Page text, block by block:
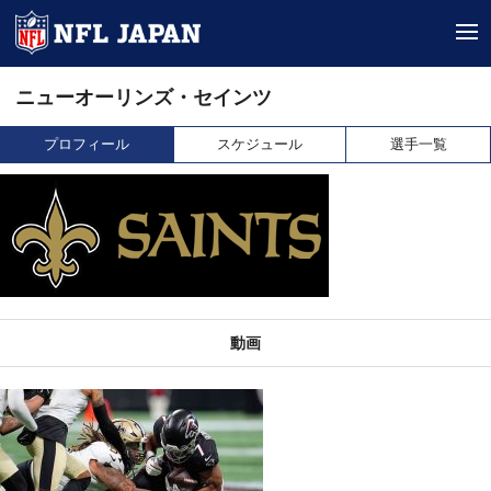
ニューオーリンズ・セインツ
プロフィール スケジュール 選手一覧
動画